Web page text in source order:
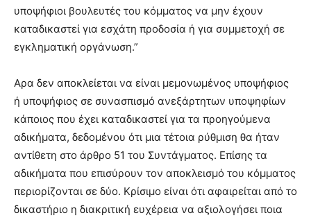
υποψήφιοι βουλευτές του κόμματος να μην έχουν
καταδικαστεί για εσχάτη προδοσία ή για συμμετοχή σε
εγκληματική οργάνωση.”
Αρα δεν αποκλείεται να είναι μεμονωμένος υποψήφιος
ή υποψήφιος σε συνασπισμό ανεξάρτητων υποψηφίων
κάποιος που έχει καταδικαστεί για τα προηγούμενα
αδικήματα, δεδομένου ότι μια τέτοια ρύθμιση θα ήταν
αντίθετη στο άρθρο 51 του Συντάγματος. Επίσης τα
αδικήματα που επισύρουν τον αποκλεισμό του κόμματος
περιορίζονται σε δύο. Κρίσιμο είναι ότι αφαιρείται από το
δικαστήριο η διακριτική ευχέρεια να αξιολογήσει ποια